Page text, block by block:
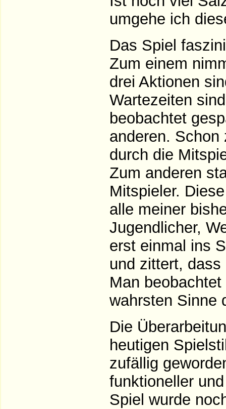
umgehe ich
Das Spiel
Zum einem
drei Aktionen
Wartezeiten
beobachtet
anderen. Schon
durch die
Zum anderen
Mitspieler.
alle meiner
Jugendlicher,
erst einmal ins
und zittert,
Man
wahrsten Sinne
Die
heutigen
zufällig
funktioneller
Spiel wurde